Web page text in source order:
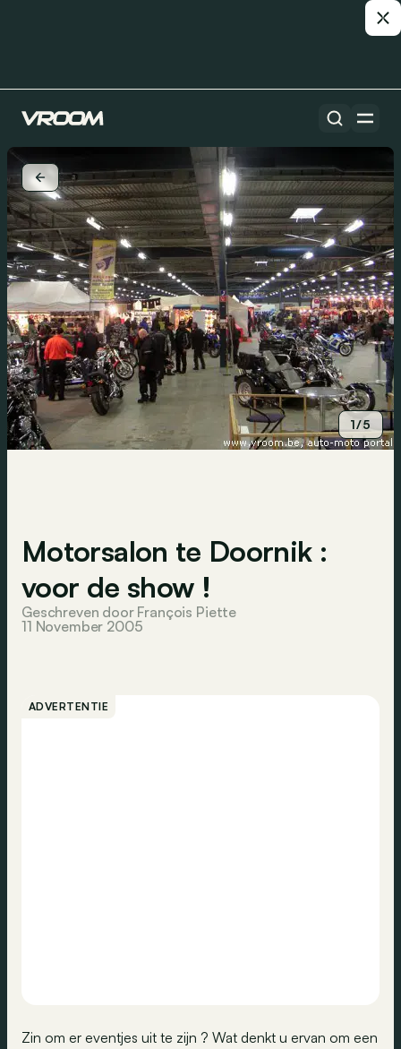
1/5
Motorsalon te Doornik :
voor de show !
Geschreven door François Piette
11 November 2005
ADVERTENTIE
Zin om er eventjes uit te zijn ? Wat denkt u ervan om een